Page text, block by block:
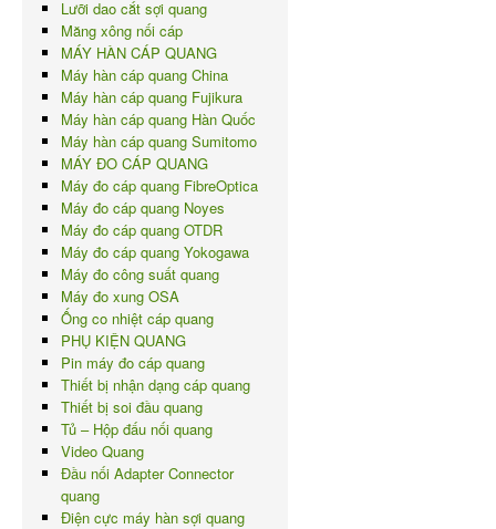
Lưỡi dao cắt sợi quang
Măng xông nối cáp
MÁY HÀN CÁP QUANG
Máy hàn cáp quang China
Máy hàn cáp quang Fujikura
Máy hàn cáp quang Hàn Quốc
Máy hàn cáp quang Sumitomo
MÁY ĐO CÁP QUANG
Máy đo cáp quang FibreOptica
Máy đo cáp quang Noyes
Máy đo cáp quang OTDR
Máy đo cáp quang Yokogawa
Máy đo công suất quang
Máy đo xung OSA
Ống co nhiệt cáp quang
PHỤ KIỆN QUANG
Pin máy đo cáp quang
Thiết bị nhận dạng cáp quang
Thiết bị soi đầu quang
Tủ – Hộp đấu nối quang
Video Quang
Đầu nối Adapter Connector
quang
Điện cực máy hàn sợi quang